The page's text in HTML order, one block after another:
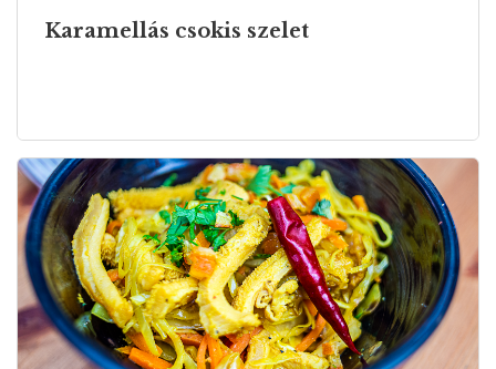
Karamellás csokis szelet